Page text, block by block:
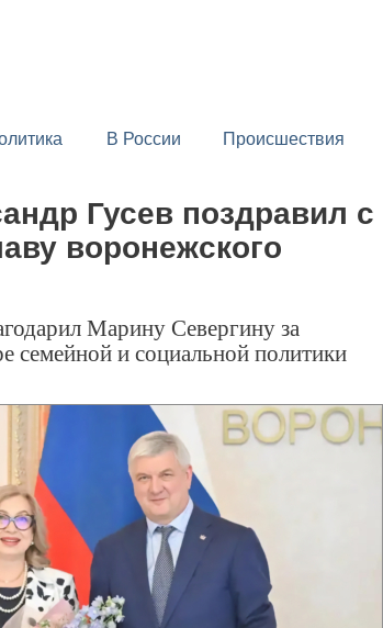
В России Происшествия
Гусев поздравил с
воронежского
Марину Севергину за
семейной и социальной политики